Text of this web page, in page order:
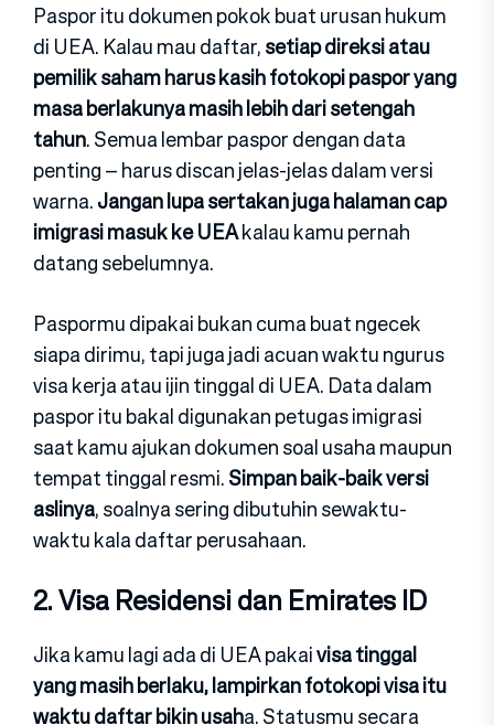
Paspor itu dokumen pokok buat urusan hukum
di UEA. Kalau mau daftar,setiap direksi atau
pemilik saham harus kasih fotokopi paspor yang
masa berlakunya masih lebih dari setengah
tahun. Semua lembar paspor dengan data
penting – harus discan jelas-jelas dalam versi
warna.Jangan lupa sertakan juga halaman cap
imigrasi masuk ke UEAkalau kamu pernah
datang sebelumnya.
Paspormu dipakai bukan cuma buat ngecek
siapa dirimu, tapi juga jadi acuan waktu ngurus
visa kerja atau ijin tinggal di UEA. Data dalam
paspor itu bakal digunakan petugas imigrasi
saat kamu ajukan dokumen soal usaha maupun
tempat tinggal resmi.Simpan baik-baik versi
aslinya, soalnya sering dibutuhin sewaktu-
waktu kala daftar perusahaan.
2. Visa Residensi dan Emirates ID
Jika kamu lagi ada di UEA pakaivisa tinggal
yang masih berlaku, lampirkan fotokopi visa itu
waktu daftar bikin usaha. Statusmu secara